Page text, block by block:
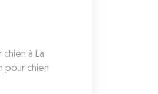
à La
pour chien